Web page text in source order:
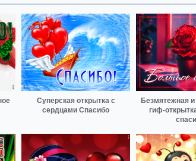
Суперская открытка с
сердцами Спасибо
Безмятежная и
гиф-